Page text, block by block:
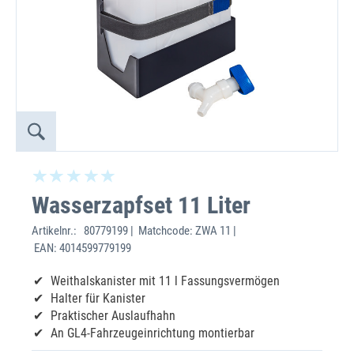
Wasserzapfset 11 Liter
Artikelnr.:
80779199 | Matchcode: ZWA 11 |
EAN: 4014599779199
Weithalskanister mit 11 l Fassungsvermögen
Halter für Kanister
Praktischer Auslaufhahn
An GL4-Fahrzeugeinrichtung montierbar